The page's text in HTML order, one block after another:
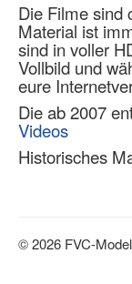
Wind
Hangar
Bilder
Videos
Museum
Ältere Artikel
Die Filme sind
Material ist
sind in voller
Vollbild und
eure
Die ab 2007
Videos
Historisches
© 2026 FVC-